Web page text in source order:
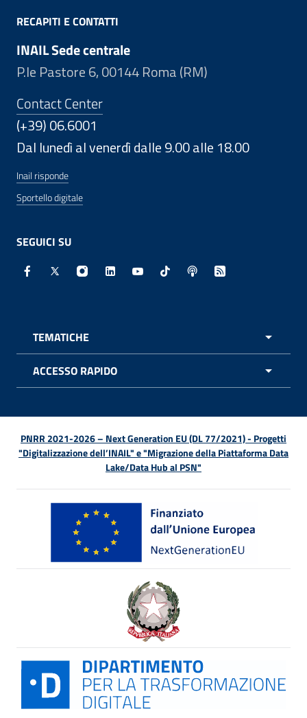
RECAPITI E CONTATTI
INAIL Sede centrale
P.le Pastore 6, 00144 Roma (RM)
Contact Center
(+39) 06.6001
Dal lunedì al venerdì dalle 9.00 alle 18.00
Inail risponde
Sportello digitale
SEGUICI SU
Facebook - Sito esterno - Apertura in nuova finestra
X - Sito esterno - Apertura in nuova finestra
Instagram - Sito esterno - Apertura in
Linkedin - Sito esterno - Apertura in
Youtube - Sito esterno -
TikTok - Sito esterno -
Spreaker - Sito
Feed RSS -
TEMATICHE
ACCESSO RAPIDO
PNRR 2021-2026 – Next Generation EU (DL 77/2021) - Progetti
"Digitalizzazione dell’INAIL" e "Migrazione della Piattaforma Data
Lake/Data Hub al PSN"